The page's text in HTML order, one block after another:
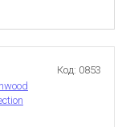
Код: 0853